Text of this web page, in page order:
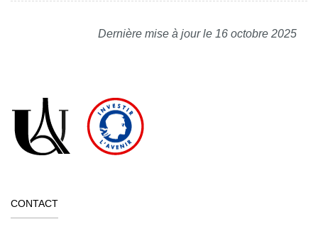
Dernière mise à jour le 16 octobre 2025
CONTACT